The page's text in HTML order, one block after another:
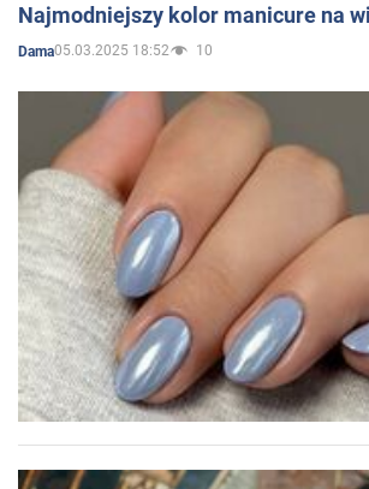
Najmodniejszy kolor manicure na
Dama05.03.2025 18:52 10